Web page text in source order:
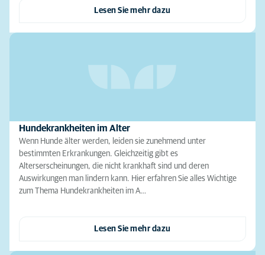
Lesen Sie mehr dazu
Hundekrankheiten im Alter
Wenn Hunde älter werden, leiden sie zunehmend unter
bestimmten Erkrankungen. Gleichzeitig gibt es
Alterserscheinungen, die nicht krankhaft sind und deren
Auswirkungen man lindern kann. Hier erfahren Sie alles Wichtige
zum Thema Hundekrankheiten im A…
Lesen Sie mehr dazu